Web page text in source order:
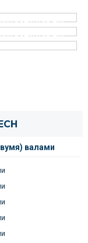
валами